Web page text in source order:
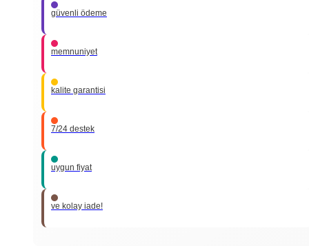
güvenli ödeme
memnuniyet
kalite garantisi
7/24 destek
uygun fiyat
ve kolay iade!